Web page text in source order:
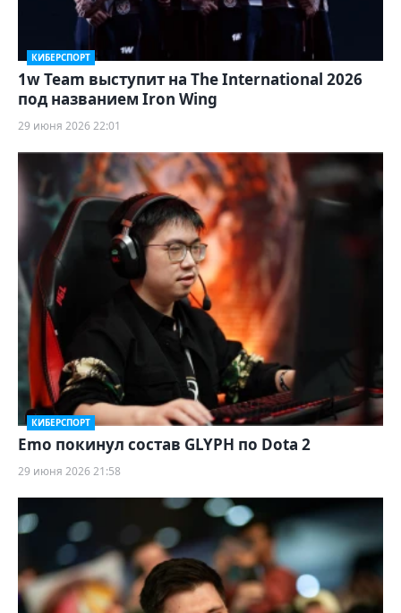
КИБЕРСПОРТ
1w Team выступит на The International 2026
под названием Iron Wing
29 июня 2026 22:01
КИБЕРСПОРТ
Emo покинул состав GLYPH по Dota 2
29 июня 2026 21:58